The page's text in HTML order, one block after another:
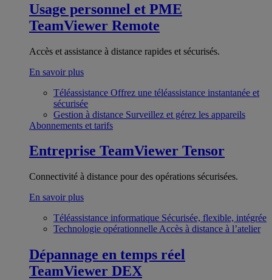
Usage personnel et PME
TeamViewer Remote
Accès et assistance à distance rapides et sécurisés.
En savoir plus
Téléassistance Offrez une téléassistance instantanée et
sécurisée
Gestion à distance Surveillez et gérez les appareils
Abonnements et tarifs
Entreprise TeamViewer Tensor
Connectivité à distance pour des opérations sécurisées.
En savoir plus
Téléassistance informatique Sécurisée, flexible, intégrée
Technologie opérationnelle Accès à distance à l’atelier
Dépannage en temps réel
TeamViewer DEX